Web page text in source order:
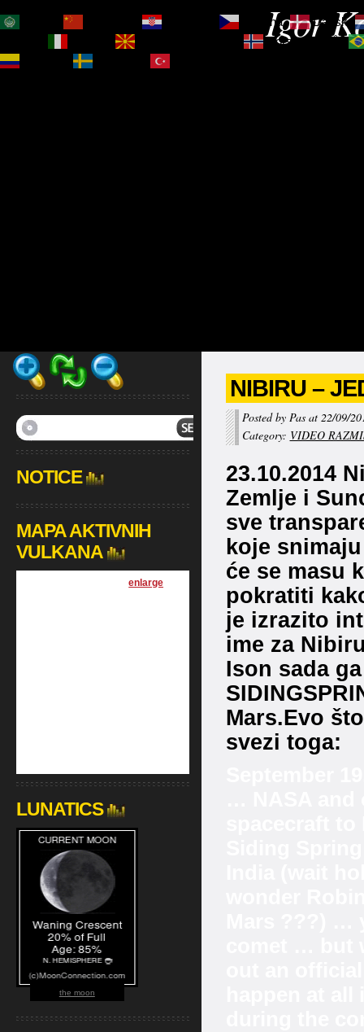
Igor
NIBIRU –
Posted by Pas at 22/09/
Category: VIDEO
23.10.2014
Zemlje i
sve
koje
će se masu
pokratiti
je izrazito
ime za
Ison sada
Mars.Evo
svezi toga:
NOTICE
MAPA AKTIVNIH
VULKANA
[enlarge
LUNATICS
the moon
Čeština‎
Dansk
Norsk bokmål